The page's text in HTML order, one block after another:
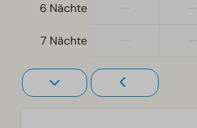
Schlafzimmer
Boxspringbetten
Wohnzimmer
6 Nächte
7 Nächte